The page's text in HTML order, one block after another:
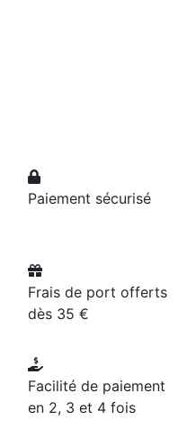
Paiement sécurisé
Frais de port offerts
dès 35 €
Facilité de paiement
en 2, 3 et 4 fois